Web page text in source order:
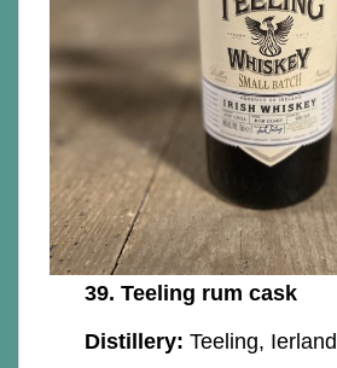
39. Teeling rum cask
Distillery: Teeling, Ierland